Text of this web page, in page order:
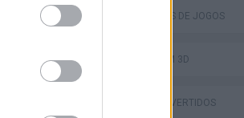
COLEÇÕES DE JOGOS
JOGOS EM 3D
JOGOS DIVERTIDOS